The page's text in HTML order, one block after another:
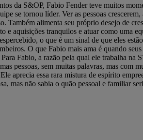
da S&OP, Fabio Fender teve muitos
se tornou líder. Ver as pessoas
Também alimenta seu próprio desejo de
e aquisições tranquilos e atuar como uma
o que é um sinal de que eles
O que Fabio mais ama é quando
Fabio, a razão pela qual ele trabalha na
pessoas, sem muitas palavras, mas com
aprecia essa rara mistura de espírito
mas não sabia o quão pessoal e familiar